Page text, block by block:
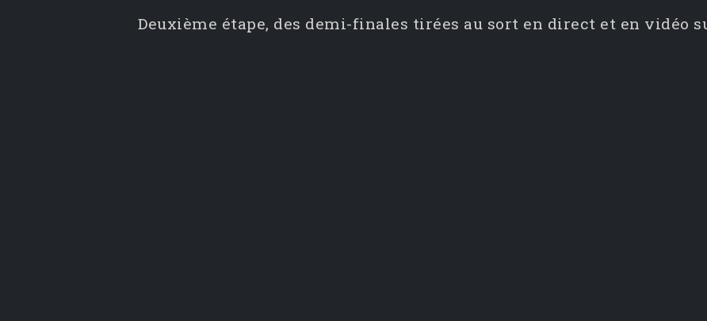
Deuxième étape, des demi-finales tirées au sort en direct et en vidéo